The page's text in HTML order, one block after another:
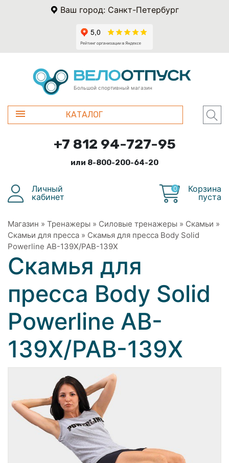
Ваш город: Санкт-Петербург
Большой спортивный магазин
КАТАЛОГ
+7 812 94-727-95
или 8-800-200-64-20
Личный
кабинет
0
Корзина
пуста
Магазин » Тренажеры » Силовые тренажеры » Скамьи »
Скамьи для пресса » Скамья для пресса Body Solid
Powerline AB-139X/PAB-139X
Скамья для
пресса Body Solid
Powerline AB-
139X/PAB-139X